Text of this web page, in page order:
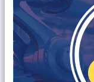
智
慧
製
造
案
例】